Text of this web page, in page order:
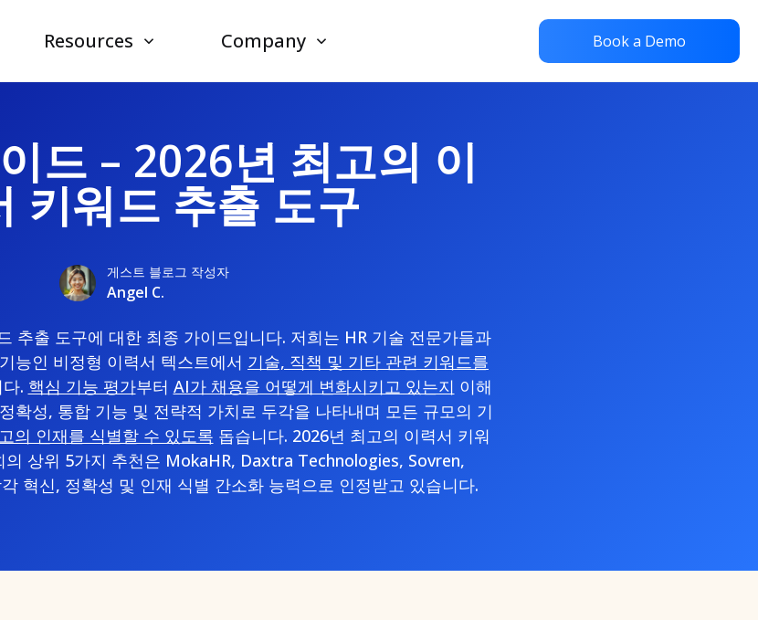
Resources Company Book a Demo
드 – 2026년 최고의 이
키워드 추출 도구
게스트 블로그 작성자
Angel C.
추출 도구에 대한 최종 가이드입니다. 저희는 HR 기술 전문가들과
능인 비정형 이력서 텍스트에서 기술, 직책 및 기타 관련 키워드를
. 핵심 기능 평가부터 AI가 채용을 어떻게 변화시키고 있는지 이해
확성, 통합 기능 및 전략적 가치로 두각을 나타내며 모든 규모의 기
의 인재를 식별할 수 있도록 돕습니다. 2026년 최고의 이력서 키워
의 상위 5가지 추천은 MokaHR, Daxtra Technologies, Sovren,
혁신, 정확성 및 인재 식별 간소화 능력으로 인정받고 있습니다.